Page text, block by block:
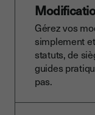
Gérez vos
simplement
statuts, de
guides
pas.